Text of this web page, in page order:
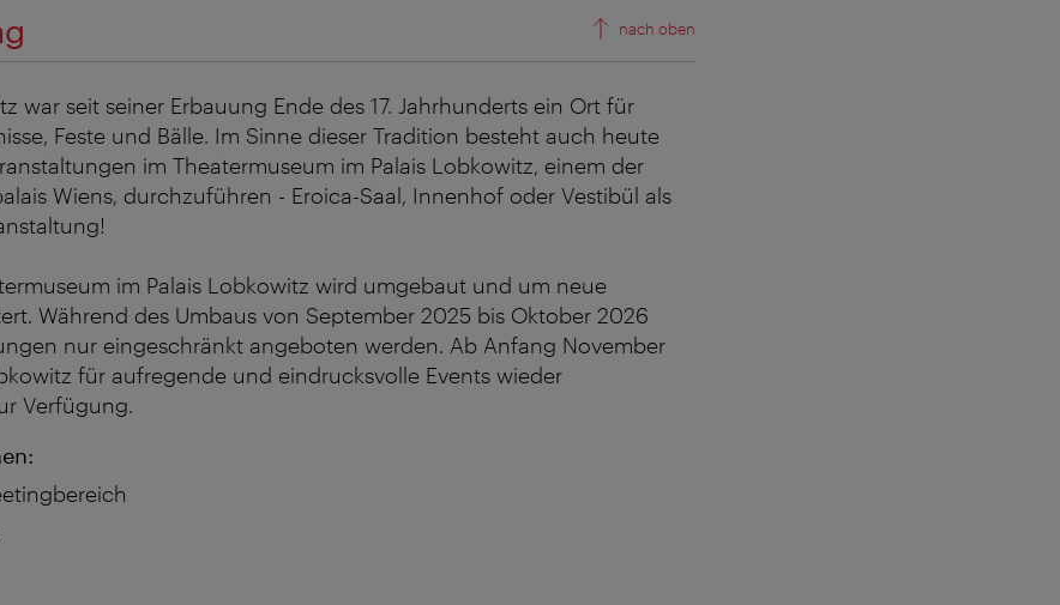
nach oben
war seit seiner Erbauung Ende des 17. Jahrhunderts ein Ort für
Feste und Bälle. Im Sinne dieser Tradition besteht auch heute
im Theatermuseum im Palais Lobkowitz, einem der
Wiens, durchzuführen - Eroica-Saal, Innenhof oder Vestibül als
im Palais Lobkowitz wird umgebaut und um neue
Während des Umbaus von September 2025 bis Oktober 2026
nur eingeschränkt angeboten werden. Ab Anfang November
für aufregende und eindrucksvolle Events wieder
Verfügung.